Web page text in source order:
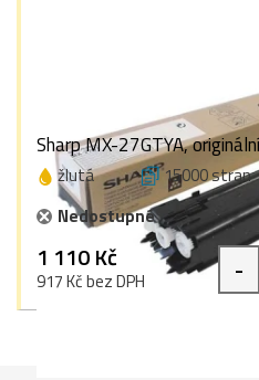
Sharp MX-27GTYA,
žlutá 15000 stran
Nedostupné
1 110 Kč
917 Kč bez DPH -